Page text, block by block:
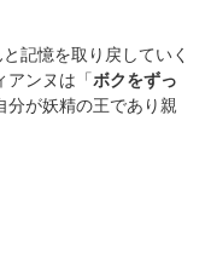
記憶を取り戻していく
アンヌは「ボクをずっ
分が妖精の王であり親